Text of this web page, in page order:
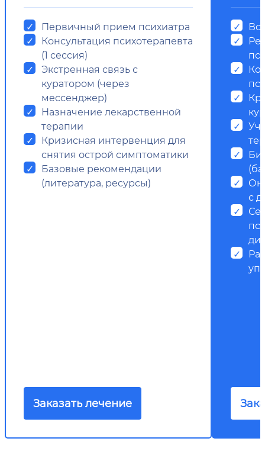
Первичный прием психиатра
Консультация психотерапевта
(1 сессия)
Экстренная связь с
куратором (через
мессенджер)
Назначение лекарственной
терапии
Кризисная интервенция для
снятия острой симптоматики
Базовые рекомендации
(литература, ресурсы)
Заказать лечение
с